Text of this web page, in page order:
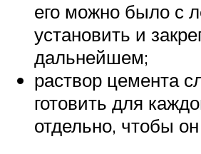
его можно было с
установить и
дальнейшем;
раствор цемента
готовить для
отдельно, чтобы